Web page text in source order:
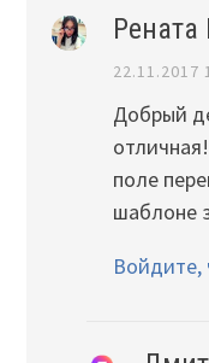
Рената
22.11.2017
Добрый
поле
шаблоне
Войдите,